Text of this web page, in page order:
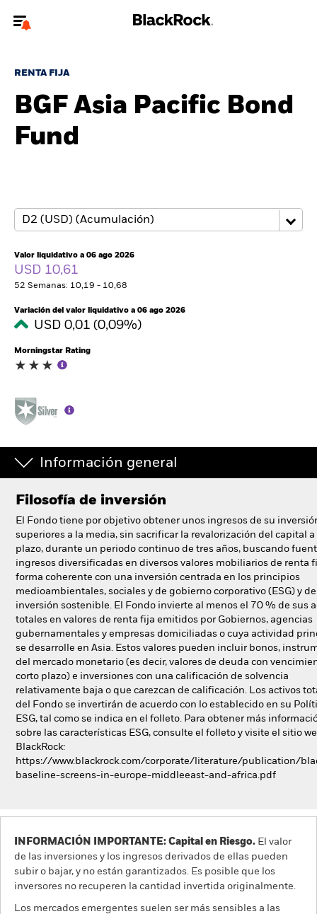
particulares.
relevante, por favor, actualiza tu tipo de usuario.
Quiénes somos
Perspectivas
España
BlackRock
iShares
Nuestra compañía
RENTA FIJA
BGF Asia Pacific Bond
Fund
Valor liquidativo a 06 ago 2026
USD 10,61
52 Semanas: 10,19 - 10,68
Variación del valor liquidativo a 06 ago 2026
USD 0,01 (0,09%)
Morningstar Rating
Información general
Filosofía de inversión
El Fondo tiene por objetivo obtener unos ingresos de su
superiores a la media, sin sacrificar la revalorización del capital a
plazo, durante un periodo continuo de tres años, buscando
ingresos diversificadas en diversos valores mobiliarios de renta
forma coherente con una inversión centrada en los principios
medioambientales, sociales y de gobierno corporativo (ESG) y de
inversión sostenible. El Fondo invierte al menos el 70 % de sus
totales en valores de renta fija emitidos por Gobiernos, agencias
gubernamentales y empresas domiciliadas o cuya actividad
se desarrolle en Asia. Estos valores pueden incluir bonos,
del mercado monetario (es decir, valores de deuda con
corto plazo) e inversiones con una calificación de solvencia
relativamente baja o que carezcan de calificación. Los activos
del Fondo se invertirán de acuerdo con lo establecido en su
ESG, tal como se indica en el folleto. Para obtener más
sobre las características ESG, consulte el folleto y visite el sitio
BlackRock:
https://www.blackrock.com/corporate/literature/publication/
baseline-screens-in-europe-middleeast-and-africa.pdf
INFORMACIÓN IMPORTANTE: Capital en Riesgo. El valor
de las inversiones y los ingresos derivados de ellas pueden
subir o bajar, y no están garantizados. Es posible que los
inversores no recuperen la cantidad invertida originalmente.
Los mercados emergentes suelen ser más sensibles a las